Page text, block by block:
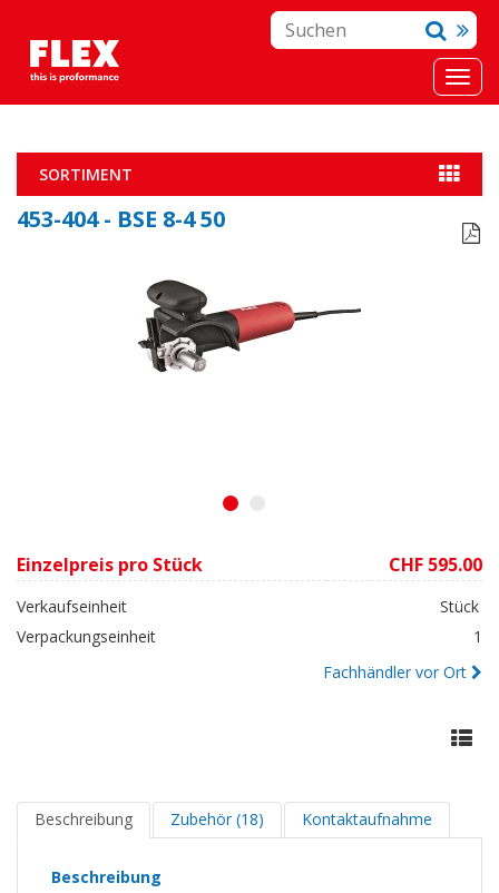
SORTIMENT
453-404 - BSE 8-4 50 
1
Einzelpreis pro Stück CHF 595.00
Verkaufseinheit
Stück
Verpackungseinheit
1
Fachhändler vor Ort
Beschreibung Zubehör (18) Kontaktaufnahme
Beschreibung